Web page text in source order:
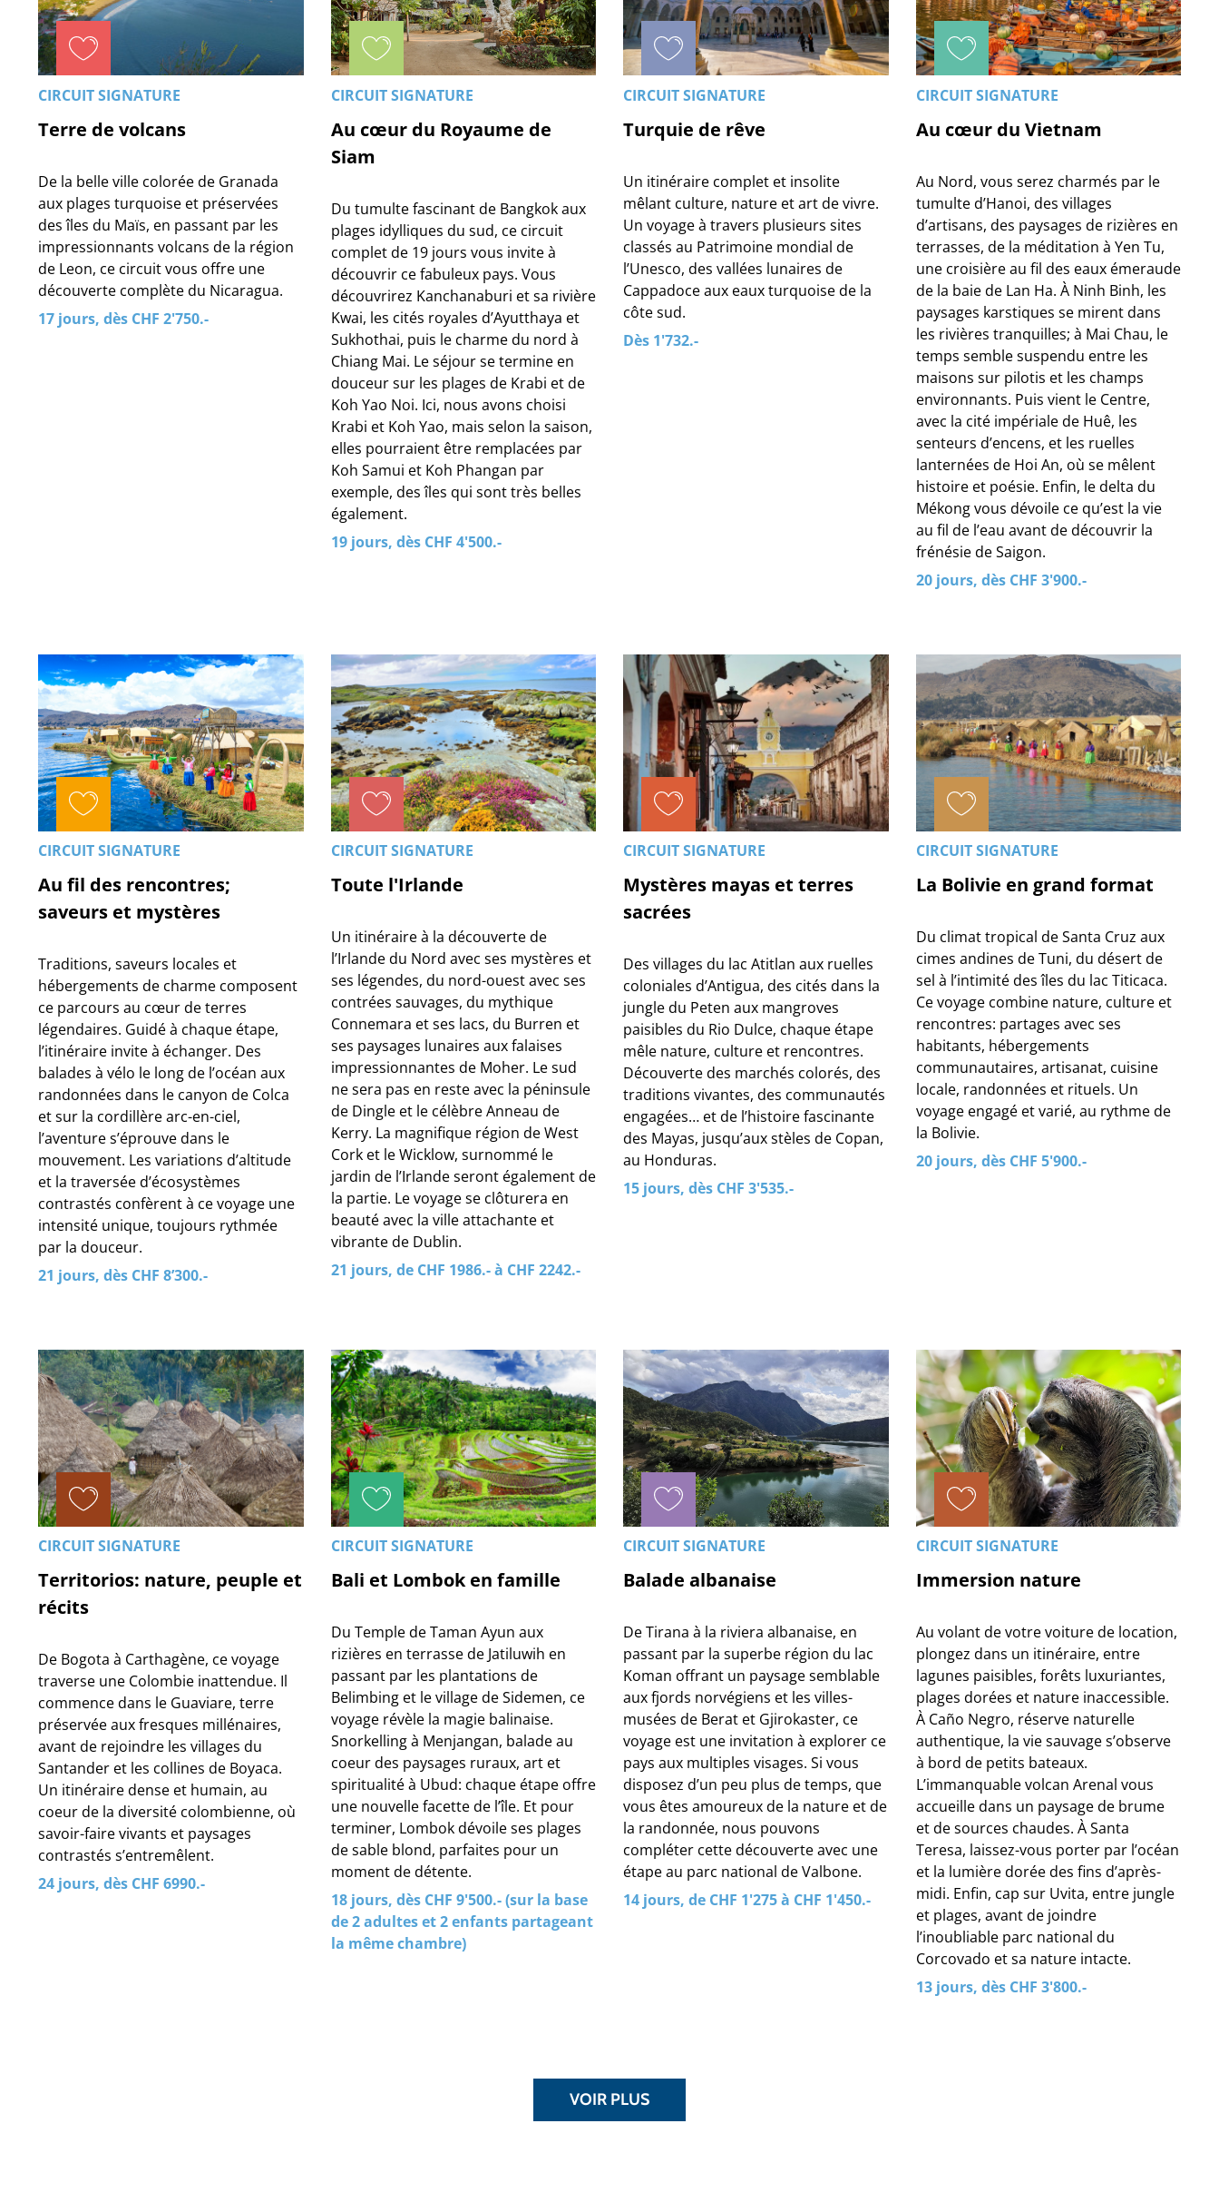
CIRCUIT SIGNATURE
Terre de volcans
De la belle ville colorée de Granada
aux plages turquoise et préservées
des îles du Maïs, en passant par les
impressionnants volcans de la région
de Leon, ce circuit vous offre une
découverte complète du Nicaragua.
17 jours, dès CHF 2'750.-
CIRCUIT SIGNATURE
Au cœur du Royaume de
Siam
Du tumulte fascinant de Bangkok aux
plages idylliques du sud, ce circuit
complet de 19 jours vous invite à
découvrir ce fabuleux pays. Vous
découvrirez Kanchanaburi et sa rivière
Kwai, les cités royales d’Ayutthaya et
Sukhothai, puis le charme du nord à
Chiang Mai. Le séjour se termine en
douceur sur les plages de Krabi et de
Koh Yao Noi. Ici, nous avons choisi
Krabi et Koh Yao, mais selon la saison,
elles pourraient être remplacées par
Koh Samui et Koh Phangan par
exemple, des îles qui sont très belles
également.
19 jours, dès CHF 4'500.-
CIRCUIT SIGNATURE
Turquie de rêve
Un itinéraire complet et insolite
mêlant culture, nature et art de vivre.
Un voyage à travers plusieurs sites
classés au Patrimoine mondial de
l’Unesco, des vallées lunaires de
Cappadoce aux eaux turquoise de la
côte sud.
Dès 1'732.-
CIRCUIT SIGNATURE
Au cœur du Vietnam
Au Nord, vous serez charmés par le
tumulte d’Hanoi, des villages
d’artisans, des paysages de rizières en
terrasses, de la méditation à Yen Tu,
une croisière au fil des eaux émeraude
de la baie de Lan Ha. À Ninh Binh, les
paysages karstiques se mirent dans
les rivières tranquilles; à Mai Chau, le
temps semble suspendu entre les
maisons sur pilotis et les champs
environnants. Puis vient le Centre,
avec la cité impériale de Huê, les
senteurs d’encens, et les ruelles
lanternées de Hoi An, où se mêlent
histoire et poésie. Enfin, le delta du
Mékong vous dévoile ce qu’est la vie
au fil de l’eau avant de découvrir la
frénésie de Saigon.
20 jours, dès CHF 3'900.-
CIRCUIT SIGNATURE
Au fil des rencontres;
saveurs et mystères
Traditions, saveurs locales et
hébergements de charme composent
ce parcours au cœur de terres
légendaires. Guidé à chaque étape,
l’itinéraire invite à échanger. Des
balades à vélo le long de l’océan aux
randonnées dans le canyon de Colca
et sur la cordillère arc-en-ciel,
l’aventure s’éprouve dans le
mouvement. Les variations d’altitude
et la traversée d’écosystèmes
contrastés confèrent à ce voyage une
intensité unique, toujours rythmée
par la douceur.
21 jours, dès CHF 8’300.-
CIRCUIT SIGNATURE
Toute l'Irlande
Un itinéraire à la découverte de
l’Irlande du Nord avec ses mystères et
ses légendes, du nord-ouest avec ses
contrées sauvages, du mythique
Connemara et ses lacs, du Burren et
ses paysages lunaires aux falaises
impressionnantes de Moher. Le sud
ne sera pas en reste avec la péninsule
de Dingle et le célèbre Anneau de
Kerry. La magnifique région de West
Cork et le Wicklow, surnommé le
jardin de l’Irlande seront également de
la partie. Le voyage se clôturera en
beauté avec la ville attachante et
vibrante de Dublin.
21 jours, de CHF 1986.- à CHF 2242.-
CIRCUIT SIGNATURE
Mystères mayas et terres
sacrées
Des villages du lac Atitlan aux ruelles
coloniales d’Antigua, des cités dans la
jungle du Peten aux mangroves
paisibles du Rio Dulce, chaque étape
mêle nature, culture et rencontres.
Découverte des marchés colorés, des
traditions vivantes, des communautés
engagées… et de l’histoire fascinante
des Mayas, jusqu’aux stèles de Copan,
au Honduras.
15 jours, dès CHF 3'535.-
CIRCUIT SIGNATURE
La Bolivie en grand format
Du climat tropical de Santa Cruz aux
cimes andines de Tuni, du désert de
sel à l’intimité des îles du lac Titicaca.
Ce voyage combine nature, culture et
rencontres: partages avec ses
habitants, hébergements
communautaires, artisanat, cuisine
locale, randonnées et rituels. Un
voyage engagé et varié, au rythme de
la Bolivie.
20 jours, dès CHF 5'900.-
CIRCUIT SIGNATURE
Territorios: nature, peuple et
récits
De Bogota à Carthagène, ce voyage
traverse une Colombie inattendue. Il
commence dans le Guaviare, terre
préservée aux fresques millénaires,
avant de rejoindre les villages du
Santander et les collines de Boyaca.
Un itinéraire dense et humain, au
coeur de la diversité colombienne, où
savoir-faire vivants et paysages
contrastés s’entremêlent.
24 jours, dès CHF 6990.-
CIRCUIT SIGNATURE
Bali et Lombok en famille
Du Temple de Taman Ayun aux
rizières en terrasse de Jatiluwih en
passant par les plantations de
Belimbing et le village de Sidemen, ce
voyage révèle la magie balinaise.
Snorkelling à Menjangan, balade au
coeur des paysages ruraux, art et
spiritualité à Ubud: chaque étape offre
une nouvelle facette de l’île. Et pour
terminer, Lombok dévoile ses plages
de sable blond, parfaites pour un
moment de détente.
18 jours, dès CHF 9'500.- (sur la base
de 2 adultes et 2 enfants partageant
la même chambre)
CIRCUIT SIGNATURE
Balade albanaise
De Tirana à la riviera albanaise, en
passant par la superbe région du lac
Koman offrant un paysage semblable
aux fjords norvégiens et les villes-
musées de Berat et Gjirokaster, ce
voyage est une invitation à explorer ce
pays aux multiples visages. Si vous
disposez d’un peu plus de temps, que
vous êtes amoureux de la nature et de
la randonnée, nous pouvons
compléter cette découverte avec une
étape au parc national de Valbone.
14 jours, de CHF 1'275 à CHF 1'450.-
CIRCUIT SIGNATURE
Immersion nature
Au volant de votre voiture de location,
plongez dans un itinéraire, entre
lagunes paisibles, forêts luxuriantes,
plages dorées et nature inaccessible.
À Caño Negro, réserve naturelle
authentique, la vie sauvage s’observe
à bord de petits bateaux.
L’immanquable volcan Arenal vous
accueille dans un paysage de brume
et de sources chaudes. À Santa
Teresa, laissez-vous porter par l’océan
et la lumière dorée des fins d’après-
midi. Enfin, cap sur Uvita, entre jungle
et plages, avant de joindre
l’inoubliable parc national du
Corcovado et sa nature intacte.
13 jours, dès CHF 3'800.-
VOIR PLUS